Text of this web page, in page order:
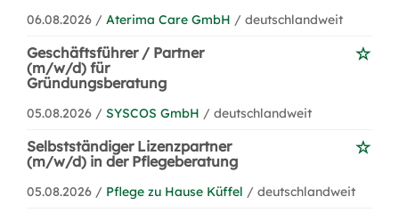
06.08.2026 / Aterima Care GmbH / deutschlandweit
Geschäftsführer / Partner
(m/w/d) für
Gründungsberatung
05.08.2026 / SYSCOS GmbH / deutschlandweit
Selbstständiger Lizenzpartner
(m/w/d) in der Pflegeberatung
05.08.2026 / Pflege zu Hause Küffel / deutschlandweit